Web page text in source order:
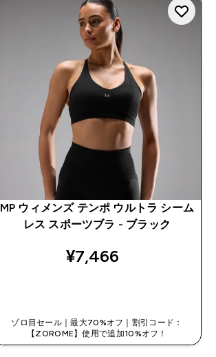
MP ウィメンズ テンポ ウルトラ シーム
レス スポーツブラ - ブラック
¥7,466‎
ゾロ目セール｜最大70%オフ｜割引コード：
【ZOROME】使用で追加10%オフ！